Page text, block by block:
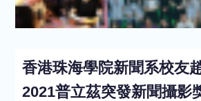
香港珠海學院新聞系校友
2021普立茲突發新聞攝影